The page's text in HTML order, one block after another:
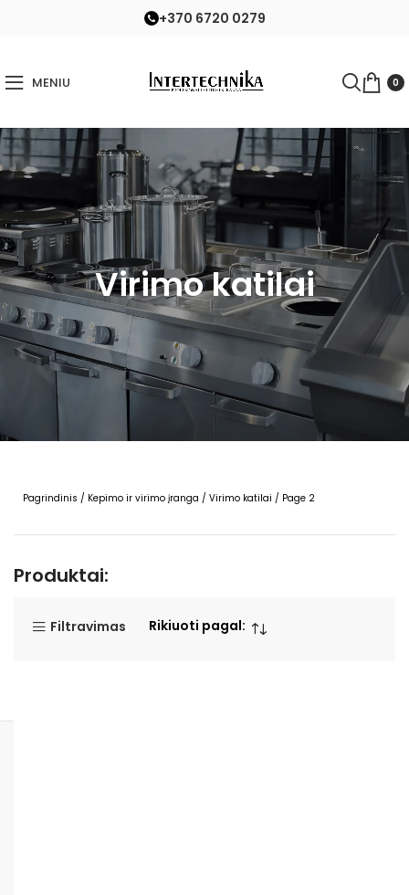
+370 6720 0279
MENIU 0
Virimo katilai
Pagrindinis / Kepimo ir virimo įranga / Virimo katilai / Page 2
Produktai:
Filtravimas Rikiuoti pagal: